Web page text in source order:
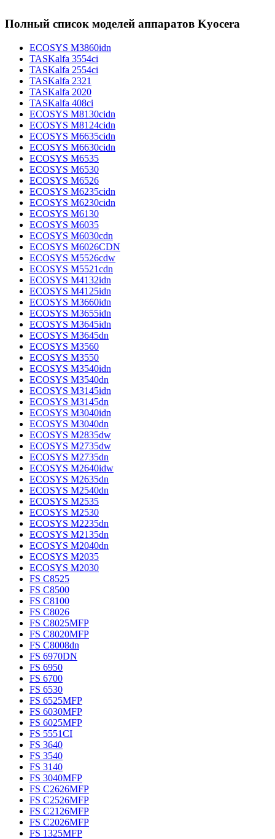
Полный список моделей аппаратов Kyocera
ECOSYS M3860idn
TASKalfa 3554ci
TASKalfa 2554ci
TASKalfa 2321
TASKalfa 2020
TASKalfa 408ci
ECOSYS M8130cidn
ECOSYS M8124cidn
ECOSYS M6635cidn
ECOSYS M6630cidn
ECOSYS M6535
ECOSYS M6530
ECOSYS M6526
ECOSYS M6235cidn
ECOSYS M6230cidn
ECOSYS M6130
ECOSYS M6035
ECOSYS M6030cdn
ECOSYS M6026CDN
ECOSYS M5526cdw
ECOSYS M5521cdn
ECOSYS M4132idn
ECOSYS M4125idn
ECOSYS M3660idn
ECOSYS M3655idn
ECOSYS M3645idn
ECOSYS M3645dn
ECOSYS M3560
ECOSYS M3550
ECOSYS M3540idn
ECOSYS M3540dn
ECOSYS M3145idn
ECOSYS M3145dn
ECOSYS M3040idn
ECOSYS M3040dn
ECOSYS M2835dw
ECOSYS M2735dw
ECOSYS M2735dn
ECOSYS M2640idw
ECOSYS M2635dn
ECOSYS M2540dn
ECOSYS M2535
ECOSYS M2530
ECOSYS M2235dn
ECOSYS M2135dn
ECOSYS M2040dn
ECOSYS M2035
ECOSYS M2030
FS C8525
FS C8500
FS C8100
FS C8026
FS C8025MFP
FS C8020MFP
FS C8008dn
FS 6970DN
FS 6950
FS 6700
FS 6530
FS 6525MFP
FS 6030MFP
FS 6025MFP
FS 5551CI
FS 3640
FS 3540
FS 3140
FS 3040MFP
FS C2626MFP
FS C2526MFP
FS C2126MFP
FS C2026MFP
FS 1325MFP